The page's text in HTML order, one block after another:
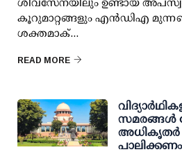
ശിവസേനയിലും ഉണ്ടായ
കൂറുമാറ്റങ്ങളും എന്‍ഡിഎ
ശക്തമാക്...
READ MORE
സമരങ്ങള്‍
അധികൃതര്‍